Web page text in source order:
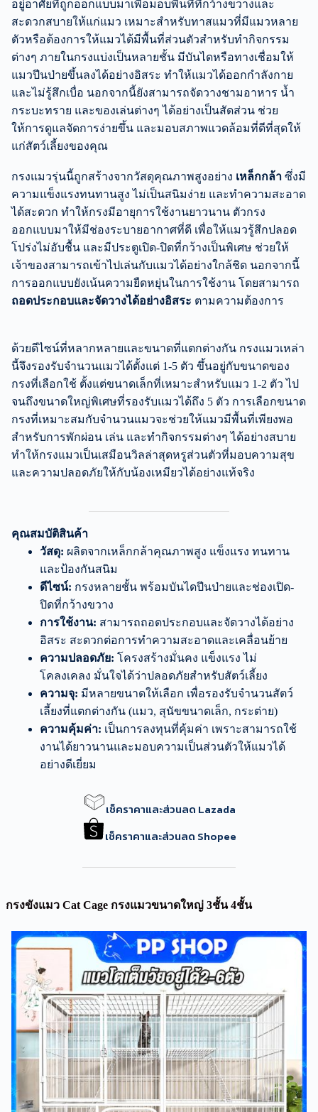
อยู่อาศัยที่ถูกออกแบบมาเพื่อมอบพื้นที่ที่กว้างขวางและ
สะดวกสบายให้แก่แมว เหมาะสำหรับทาสแมวที่มีแมวหลาย
ตัวหรือต้องการให้แมวได้มีพื้นที่ส่วนตัวสำหรับทำกิจกรรม
ต่างๆ ภายในกรงแบ่งเป็นหลายชั้น มีบันไดหรือทางเชื่อมให้
แมวปีนป่ายขึ้นลงได้อย่างอิสระ ทำให้แมวได้ออกกำลังกาย
และไม่รู้สึกเบื่อ นอกจากนี้ยังสามารถจัดวางชามอาหาร น้ำ
กระบะทราย และของเล่นต่างๆ ได้อย่างเป็นสัดส่วน ช่วย
ให้การดูแลจัดการง่ายขึ้น และมอบสภาพแวดล้อมที่ดีที่สุดให้
แก่สัตว์เลี้ยงของคุณ
กรงแมวรุ่นนี้ถูกสร้างจากวัสดุคุณภาพสูงอย่าง เหล็กกล้า ซึ่งมี
ความแข็งแรงทนทานสูง ไม่เป็นสนิมง่าย และทำความสะอาด
ได้สะดวก ทำให้กรงมีอายุการใช้งานยาวนาน ตัวกรง
ออกแบบมาให้มีช่องระบายอากาศที่ดี เพื่อให้แมวรู้สึกปลอด
โปร่งไม่อับชื้น และมีประตูเปิด-ปิดที่กว้างเป็นพิเศษ ช่วยให้
เจ้าของสามารถเข้าไปเล่นกับแมวได้อย่างใกล้ชิด นอกจากนี้
การออกแบบยังเน้นความยืดหยุ่นในการใช้งาน โดยสามารถ
ถอดประกอบและจัดวางได้อย่างอิสระ ตามความต้องการ
ด้วยดีไซน์ที่หลากหลายและขนาดที่แตกต่างกัน กรงแมวเหล่า
นี้จึงรองรับจำนวนแมวได้ตั้งแต่ 1-5 ตัว ขึ้นอยู่กับขนาดของ
กรงที่เลือกใช้ ตั้งแต่ขนาดเล็กที่เหมาะสำหรับแมว 1-2 ตัว ไป
จนถึงขนาดใหญ่พิเศษที่รองรับแมวได้ถึง 5 ตัว การเลือกขนาด
กรงที่เหมาะสมกับจำนวนแมวจะช่วยให้แมวมีพื้นที่เพียงพอ
สำหรับการพักผ่อน เล่น และทำกิจกรรมต่างๆ ได้อย่างสบาย
ทำให้กรงแมวเป็นเสมือนวิลล่าสุดหรูส่วนตัวที่มอบความสุข
และความปลอดภัยให้กับน้องเหมียวได้อย่างแท้จริง
คุณสมบัติสินค้า
วัสดุ: ผลิตจากเหล็กกล้าคุณภาพสูง แข็งแรง ทนทาน
และป้องกันสนิม
ดีไซน์: กรงหลายชั้น พร้อมบันไดปีนป่ายและช่องเปิด-
ปิดที่กว้างขวาง
การใช้งาน: สามารถถอดประกอบและจัดวางได้อย่าง
อิสระ สะดวกต่อการทำความสะอาดและเคลื่อนย้าย
ความปลอดภัย: โครงสร้างมั่นคง แข็งแรง ไม่
โคลงเคลง มั่นใจได้ว่าปลอดภัยสำหรับสัตว์เลี้ยง
ความจุ: มีหลายขนาดให้เลือก เพื่อรองรับจำนวนสัตว์
เลี้ยงที่แตกต่างกัน (แมว, สุนัขขนาดเล็ก, กระต่าย)
ความคุ้มค่า: เป็นการลงทุนที่คุ้มค่า เพราะสามารถใช้
งานได้ยาวนานและมอบความเป็นส่วนตัวให้แมวได้
อย่างดีเยี่ยม
เช็คราคาและส่วนลด Lazada
เช็คราคาและส่วนลด Shopee
กรงขังแมว Cat Cage กรงแมวขนาดใหญ่ 3ชั้น 4ชั้น